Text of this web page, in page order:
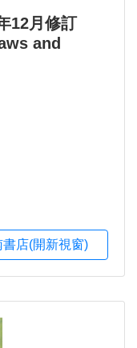
12月修訂
and
Bank of the
I)
照
書店(開新視窗)